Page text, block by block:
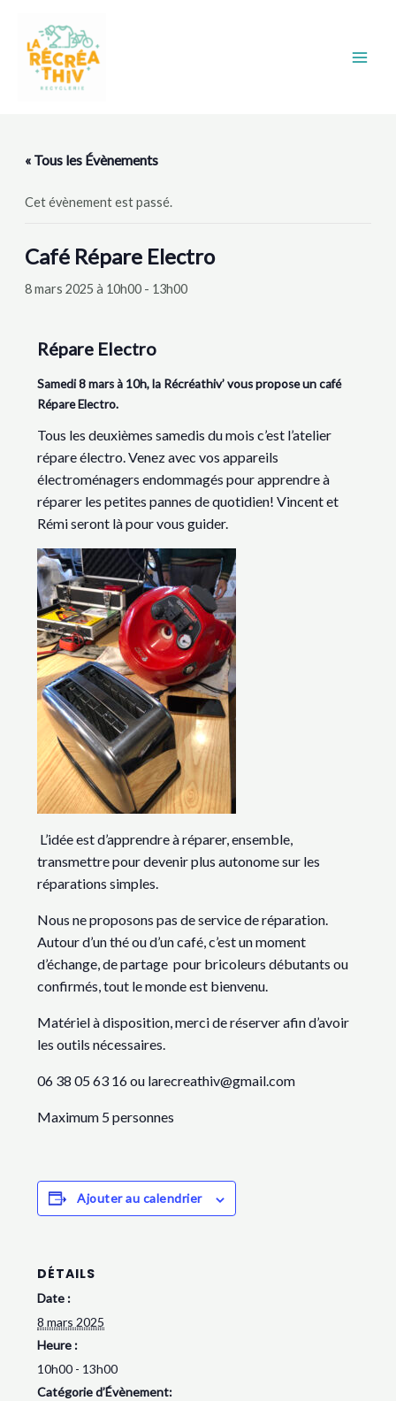
contenu
« Tous les Évènements
Cet évènement est passé.
Café Répare Electro
8 mars 2025 à 10h00- 13h00
Répare Electro
Samedi 8 mars à 10h, la Récréathiv’ vous propose un café
Répare Electro.
Tous les deuxièmes samedis du mois c’est l’atelier
répare électro. Venez avec vos appareils
électroménagers endommagés pour apprendre à
réparer les petites pannes de quotidien! Vincent et
Rémi seront là pour vous guider.
L’idée est d’apprendre à réparer, ensemble,
transmettre pour devenir plus autonome sur les
réparations simples.
Nous ne proposons pas de service de réparation.
Autour d’un thé ou d’un café, c’est un moment
d’échange, de partage pour bricoleurs débutants ou
confirmés, tout le monde est bienvenu.
Matériel à disposition, merci de réserver afin d’avoir
les outils nécessaires.
06 38 05 63 16 ou larecreathiv@gmail.com
Maximum 5 personnes
Ajouter au calendrier
DÉTAILS
Date :
8 mars 2025
Heure :
10h00 - 13h00
Catégorie d’Évènement: